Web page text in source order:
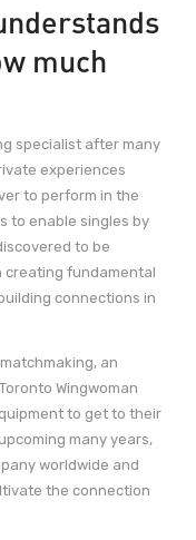
much
specialist after many
experiences
to perform in the
to enable singles by
to be
creating fundamental
connections in
an
Wingwoman
to get to their
many years,
worldwide and
the connection